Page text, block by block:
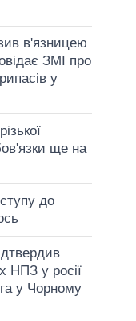
в'язницею
ЗМІ про
у
ще на
до
НПЗ у росії
у Чорному